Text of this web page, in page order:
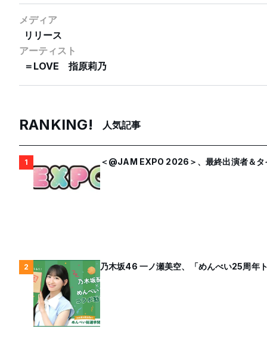
メディア
リリース
アーティスト
＝LOVE
指原莉乃
RANKING! 人気記事
1 ＜@JAM EXPO 2026＞、最終出演者＆タ
2 乃木坂46 一ノ瀬美空、「めんべい25周年